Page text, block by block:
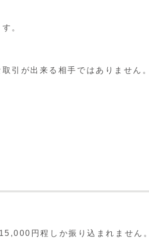
。
引が出来る相手ではありません。
円程しか振り込まれません。